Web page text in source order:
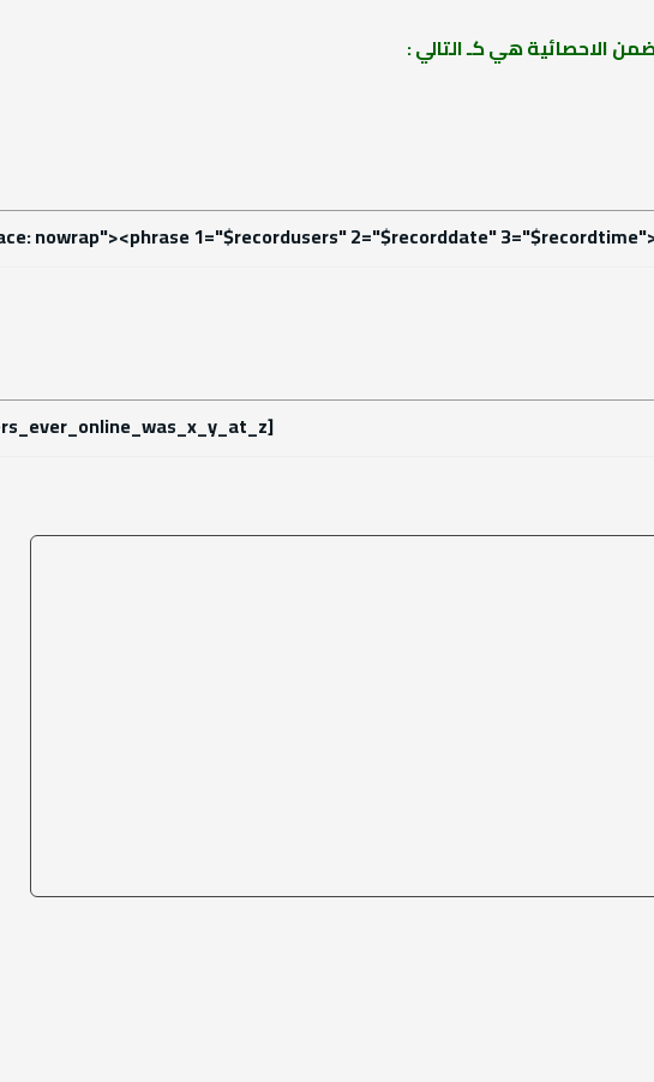
الاحصائية هي كـ التالي :
nowrap"><phrase 1="$recordusers" 2="$recorddate"